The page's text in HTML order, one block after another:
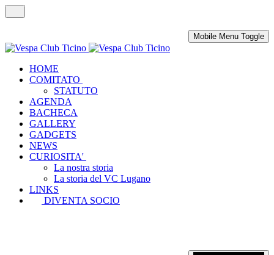
Mobile Menu Toggle
HOME
COMITATO
STATUTO
AGENDA
BACHECA
GALLERY
GADGETS
NEWS
CURIOSITA'
La nostra storia
La storia del VC Lugano
LINKS
DIVENTA SOCIO